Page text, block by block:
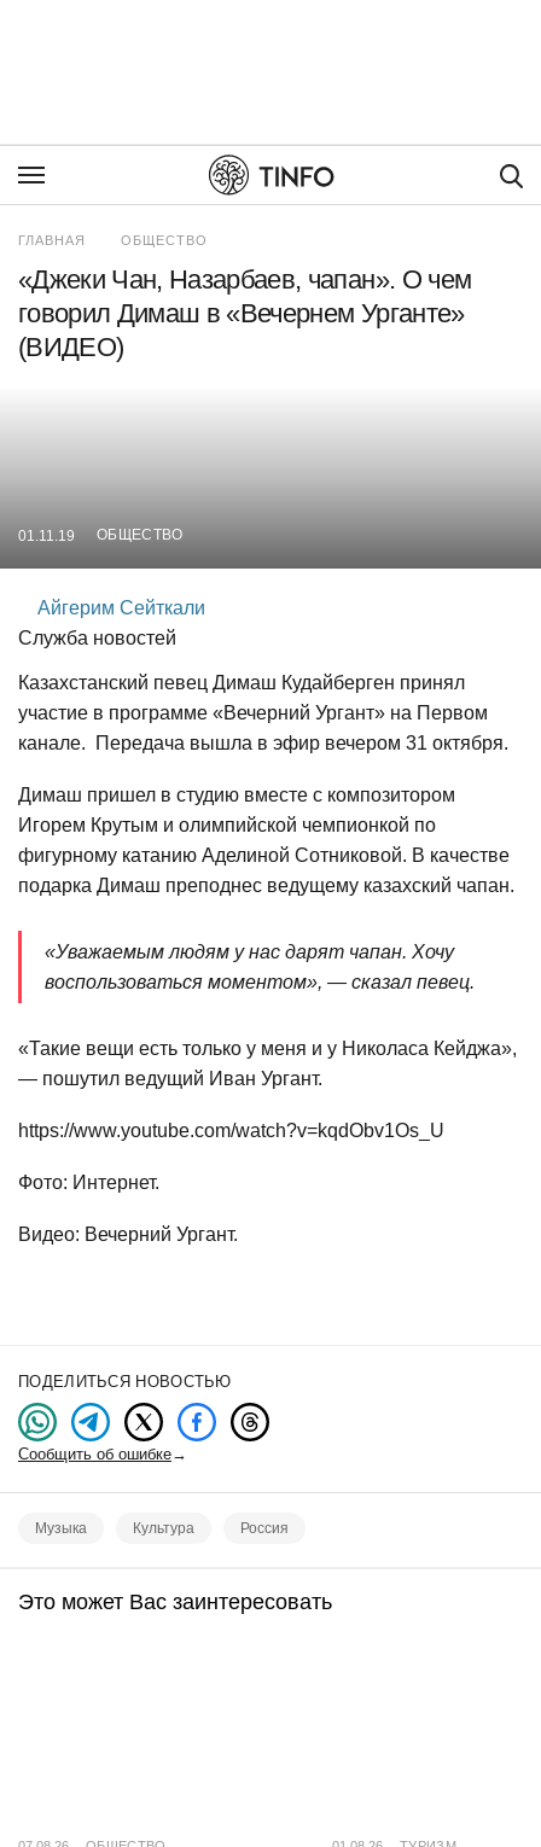
ГЛАВНАЯ ОБЩЕСТВО
«Джеки Чан, Назарбаев, чапан». О чем
говорил Димаш в «Вечернем Урганте»
(ВИДЕО)
01.11.19 ОБЩЕСТВО
Айгерим Сейткали
Служба новостей
Казахстанский певец Димаш Кудайберген принял
участие в программе «Вечерний Ургант» на Первом
канале. Передача вышла в эфир вечером 31 октября.
Димаш пришел в студию вместе с композитором
Игорем Крутым и олимпийской чемпионкой по
фигурному катанию Аделиной Сотниковой. В качестве
подарка Димаш преподнес ведущему казахский чапан.
«Уважаемым людям у нас дарят чапан. Хочу
воспользоваться моментом», — сказал певец.
«Такие вещи есть только у меня и у Николаса Кейджа»,
— пошутил ведущий Иван Ургант.
https://www.youtube.com/watch?v=kqdObv1Os_U
Фото: Интернет.
Видео: Вечерний Ургант.
ПОДЕЛИТЬСЯ НОВОСТЬЮ
Сообщить об ошибке→
Музыка Культура Россия
Это может Вас заинтересовать